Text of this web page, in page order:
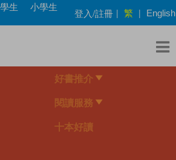
生
小學生
登入/註冊 | 繁 | English
好書推介
閱讀服務
十本好讀